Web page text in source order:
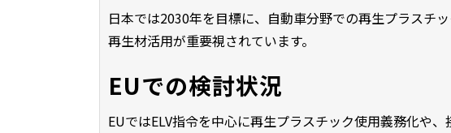
日本では2030年を目標に、自動車分野での再生プラスチ
再生材活用が重要視されています。
EUでの検討状況
EUではELV指令を中心に再生プラスチック使用義務化や